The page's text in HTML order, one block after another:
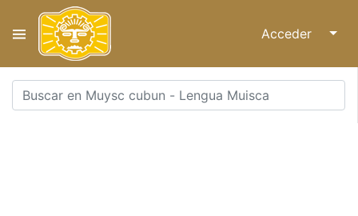
Acceder ↓